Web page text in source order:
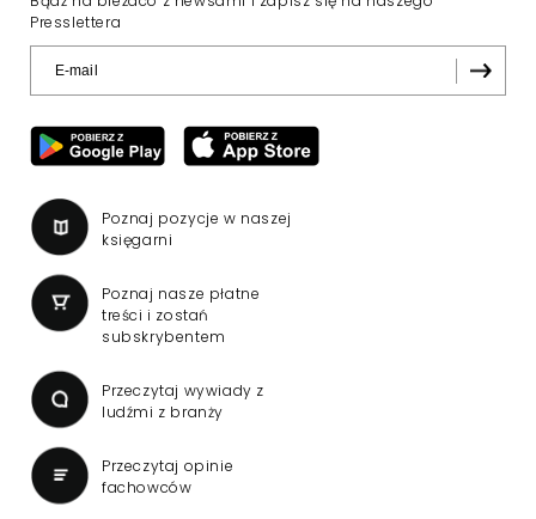
Presslettera
Poznaj pozycje w naszej
księgarni
Poznaj nasze płatne
treści i zostań
subskrybentem
Przeczytaj wywiady z
ludźmi z branży
Przeczytaj opinie
fachowców